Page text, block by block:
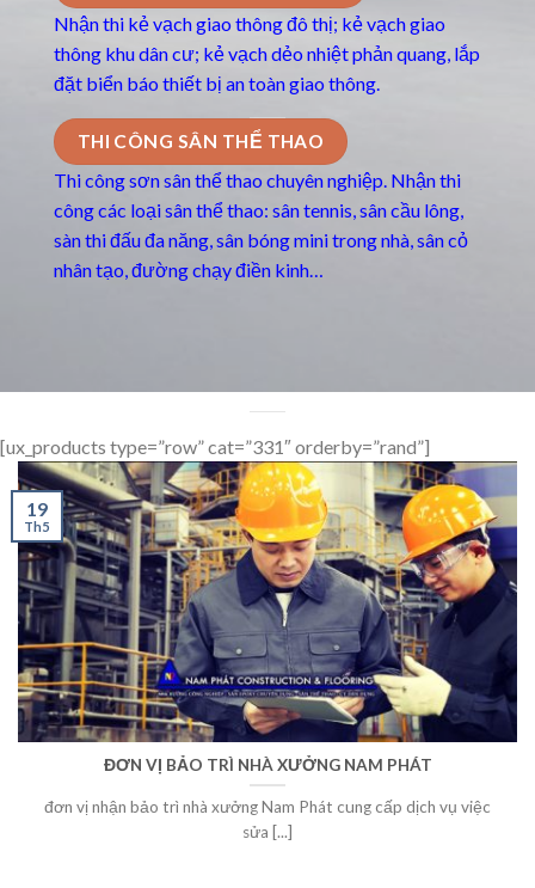
Nhận thi kẻ vạch giao thông đô thị; kẻ vạch giao
thông khu dân cư; kẻ vạch dẻo nhiệt phản quang, lắp
đặt biển báo thiết bị an toàn giao thông.
THI CÔNG SÂN THỂ THAO
Thi công sơn sân thể thao chuyên nghiệp. Nhận thi
công các loại sân thể thao: sân tennis, sân cầu lông,
sàn thi đấu đa năng, sân bóng mini trong nhà, sân cỏ
nhân tạo, đường chạy điền kinh…
[ux_products type=”row” cat=”331″ orderby=”rand”]
ĐƠN VỊ BẢO TRÌ NHÀ XƯỞNG NAM PHÁT
đơn vị nhận bảo trì nhà xưởng Nam Phát cung cấp dịch vụ việc
sửa [...]
19
Th5